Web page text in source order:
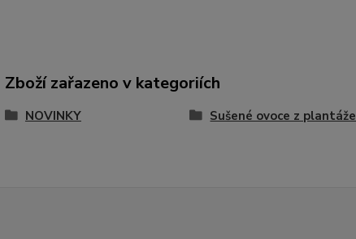
Zboží zařazeno v kategoriích
NOVINKY Sušené ovoce z plantáže